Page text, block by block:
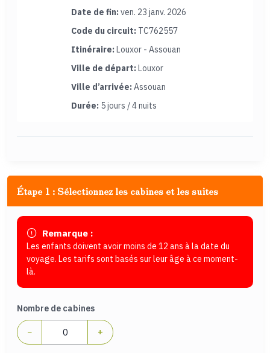
Date de fin:ven. 23 janv. 2026
Code du circuit: TC762557
Itinéraire:Louxor - Assouan
Ville de départ:Louxor
Ville d’arrivée:Assouan
Durée: 5 jours / 4 nuits
Étape 1 : Sélectionnez les cabines et les suites
Remarque :
Les enfants doivent avoir moins de 12 ans à la date du
voyage. Les tarifs sont basés sur leur âge à ce moment-
là.
Nombre de cabines
− +